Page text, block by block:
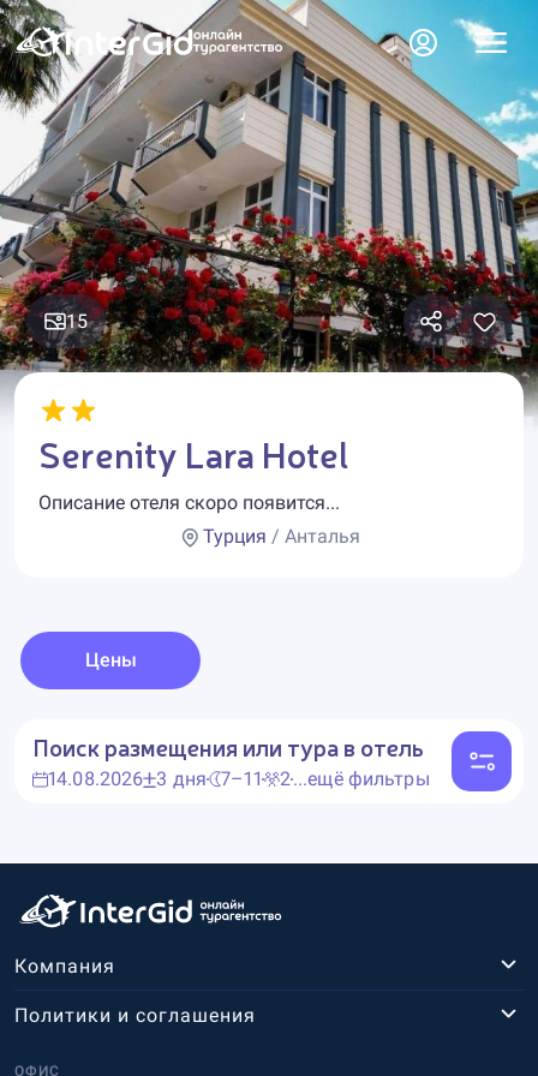
15
Serenity Lara Hotel
Описание отеля скоро появится...
Турция / Анталья
Цены
Поиск размещения или тура в отель
14.08.2026 3 дня 7–11 2...ещё фильтры
Компания
ОФИС
Политики и соглашения